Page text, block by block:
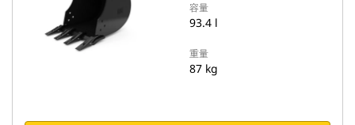
容量
93.4 l
重量
87 kg